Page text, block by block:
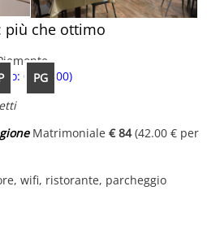
PG
più che ottimo
00:18:00)
Matrimoniale € 84(42.00 € per
wifi, ristorante, parcheggio